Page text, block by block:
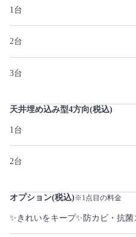
1台
2台
3台
天井埋め込み型4方向(税込)
1台
2台
オプション(税込)※1点目の料金
✨きれいをキープ✨防カビ・抗菌